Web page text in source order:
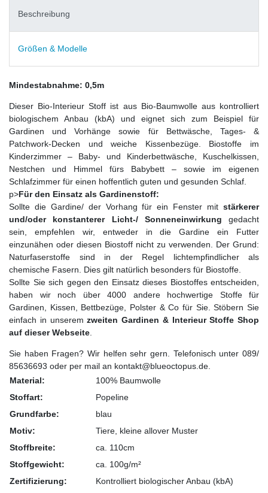
Beschreibung
Größen & Modelle
Mindestabnahme: 0,5m
Dieser Bio-Interieur Stoff ist aus Bio-Baumwolle aus kontrolliert
biologischem Anbau (kbA) und eignet sich zum Beispiel für
Gardinen und Vorhänge sowie für Bettwäsche, Tages- &
Patchwork-Decken und weiche Kissenbezüge. Biostoffe im
Kinderzimmer – Baby- und Kinderbettwäsche, Kuschelkissen,
Nestchen und Himmel fürs Babybett – sowie im eigenen
Schlafzimmer für einen hoffentlich guten und gesunden Schlaf.
p>Für den Einsatz als Gardinenstoff:
Sollte die Gardine/ der Vorhang für ein Fenster mit stärkerer
und/oder konstanterer Licht-/ Sonneneinwirkung gedacht
sein, empfehlen wir, entweder in die Gardine ein Futter
einzunähen oder diesen Biostoff nicht zu verwenden. Der Grund:
Naturfaserstoffe sind in der Regel lichtempfindlicher als
chemische Fasern. Dies gilt natürlich besonders für Biostoffe.
Sollte Sie sich gegen den Einsatz dieses Biostoffes entscheiden,
haben wir noch über 4000 andere hochwertige Stoffe für
Gardinen, Kissen, Bettbezüge, Polster & Co für Sie. Stöbern Sie
einfach in unseremzweiten Gardinen & Interieur Stoffe Shop
auf dieser Webseite.
Sie haben Fragen? Wir helfen sehr gern. Telefonisch unter 089/
85636693 oder per mail an kontakt@blueoctopus.de.
Material:
100% Baumwolle
Stoffart:
Popeline
Grundfarbe:
blau
Motiv:
Tiere, kleine allover Muster
Stoffbreite:
ca. 110cm
Stoffgewicht:
ca. 100g/m²
Zertifizierung:
Kontrolliert biologischer Anbau (kbA)